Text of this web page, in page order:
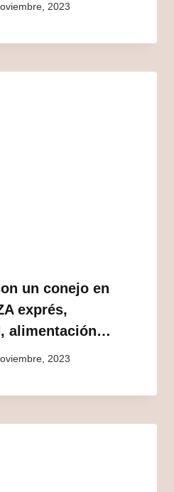
2023
un conejo en
exprés,
alimentación…
2023